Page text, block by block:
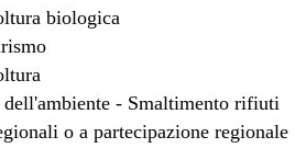
biologica
dell'ambiente - Smaltimento rifiuti
o a partecipazione regionale